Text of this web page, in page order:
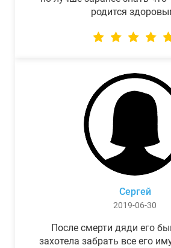
родится
Сергей
2019-06-30
После смерти дяди его
захотела забрать все его